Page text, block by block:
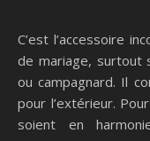
C’est l’accessoire
de mariage, surtout
ou campagnard. Il
pour l’extérieur.
soient en